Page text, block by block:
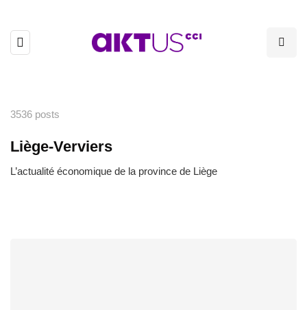
3536 posts
Liège-Verviers
L’actualité économique de la province de Liège